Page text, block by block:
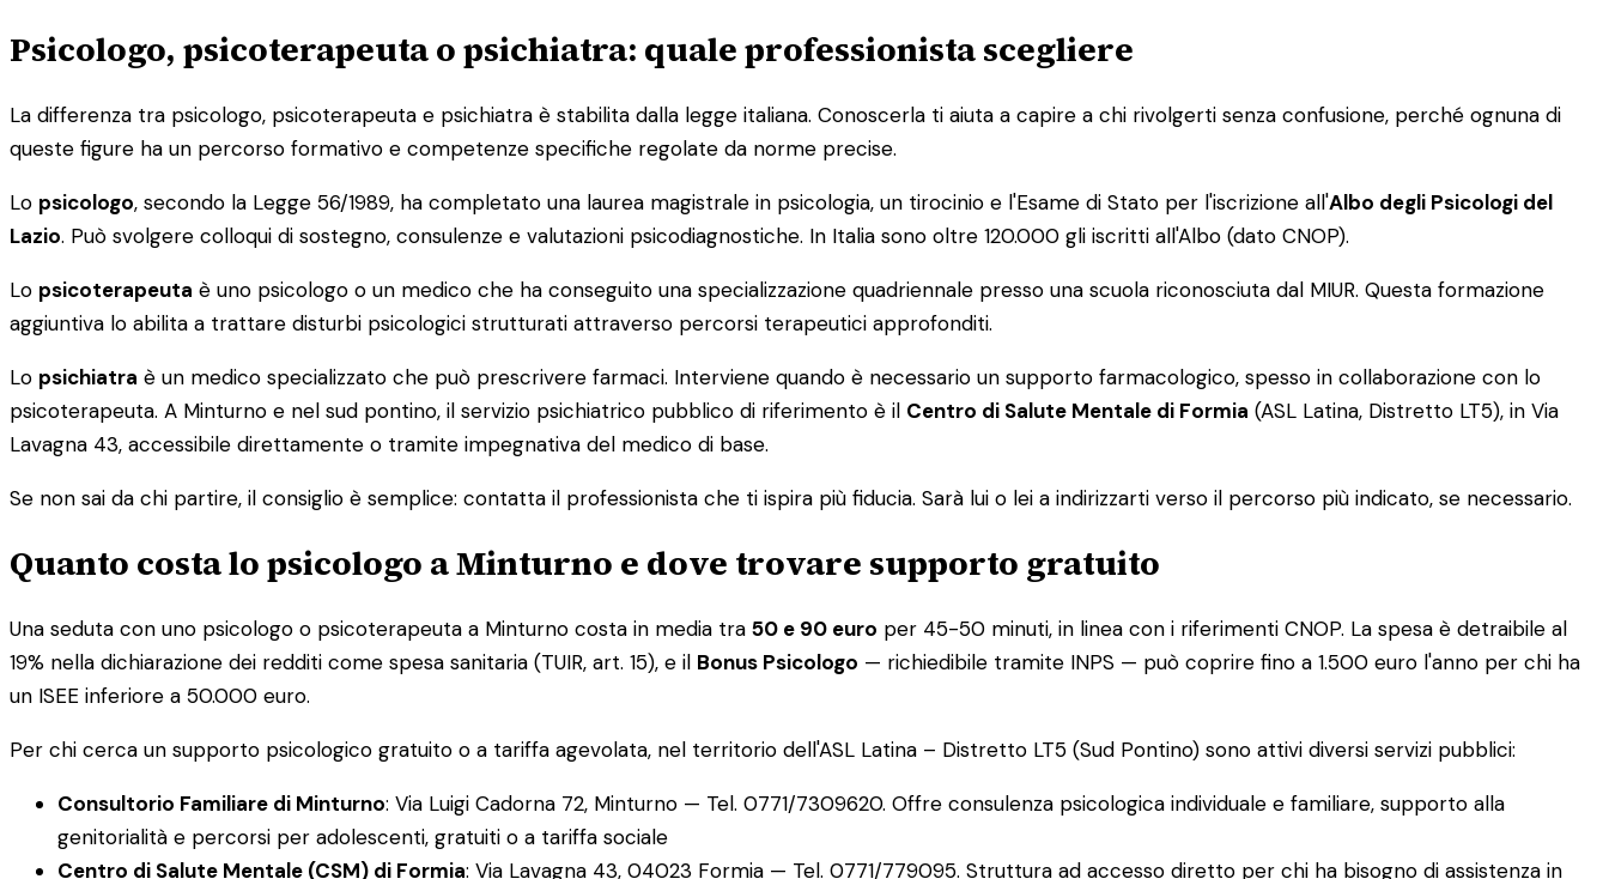
Psicologo, psicoterapeuta o psichiatra: quale professionista scegliere
La differenza tra psicologo, psicoterapeuta e psichiatra è stabilita dalla legge italiana. Conoscerla ti aiuta a capire a chi rivolgerti senza confusione, perché ognuna di
queste figure ha un percorso formativo e competenze specifiche regolate da norme precise.
Lo psicologo, secondo la Legge 56/1989, ha completato una laurea magistrale in psicologia, un tirocinio e l'Esame di Stato per l'iscrizione all'Albo degli Psicologi del
Lazio. Può svolgere colloqui di sostegno, consulenze e valutazioni psicodiagnostiche. In Italia sono oltre 120.000 gli iscritti all'Albo (dato CNOP).
Lo psicoterapeuta è uno psicologo o un medico che ha conseguito una specializzazione quadriennale presso una scuola riconosciuta dal MIUR. Questa formazione
aggiuntiva lo abilita a trattare disturbi psicologici strutturati attraverso percorsi terapeutici approfonditi.
Lo psichiatra è un medico specializzato che può prescrivere farmaci. Interviene quando è necessario un supporto farmacologico, spesso in collaborazione con lo
psicoterapeuta. A Minturno e nel sud pontino, il servizio psichiatrico pubblico di riferimento è il Centro di Salute Mentale di Formia (ASL Latina, Distretto LT5), in Via
Lavagna 43, accessibile direttamente o tramite impegnativa del medico di base.
Se non sai da chi partire, il consiglio è semplice: contatta il professionista che ti ispira più fiducia. Sarà lui o lei a indirizzarti verso il percorso più indicato, se necessario.
Quanto costa lo psicologo a Minturno e dove trovare supporto gratuito
Una seduta con uno psicologo o psicoterapeuta a Minturno costa in media tra 50 e 90 euro per 45-50 minuti, in linea con i riferimenti CNOP. La spesa è detraibile al
19% nella dichiarazione dei redditi come spesa sanitaria (TUIR, art. 15), e il Bonus Psicologo — richiedibile tramite INPS — può coprire fino a 1.500 euro l'anno per chi ha
un ISEE inferiore a 50.000 euro.
Per chi cerca un supporto psicologico gratuito o a tariffa agevolata, nel territorio dell'ASL Latina – Distretto LT5 (Sud Pontino) sono attivi diversi servizi pubblici:
Consultorio Familiare di Minturno: Via Luigi Cadorna 72, Minturno — Tel. 0771/7309620. Offre consulenza psicologica individuale e familiare, supporto alla
genitorialità e percorsi per adolescenti, gratuiti o a tariffa sociale
Centro di Salute Mentale (CSM) di Formia: Via Lavagna 43, 04023 Formia — Tel. 0771/779095. Struttura ad accesso diretto per chi ha bisogno di assistenza in